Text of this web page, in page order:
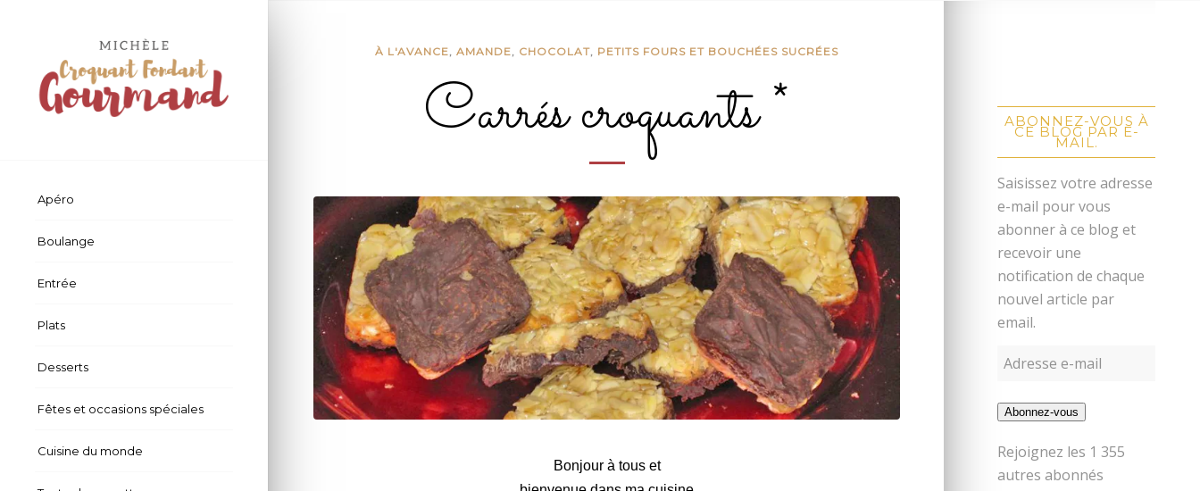
Apéro
Boulange
Entrée
Plats
Desserts
Fêtes et occasions spéciales
Cuisine du monde
À L'AVANCE,AMANDE, CHOCOLAT, PETITS FOURS ET BOUCHÉES SUCRÉES
Carrés croquants *
Bonjour à tous et
ABONNEZ-VOUS À
CE BLOG PAR E-
MAIL.
Saisissez votre adresse
e-mail pour vous
abonner à ce blog et
recevoir une
notification de chaque
nouvel article par
email.
Abonnez-vous
Rejoignez les 1 355
autres abonnés